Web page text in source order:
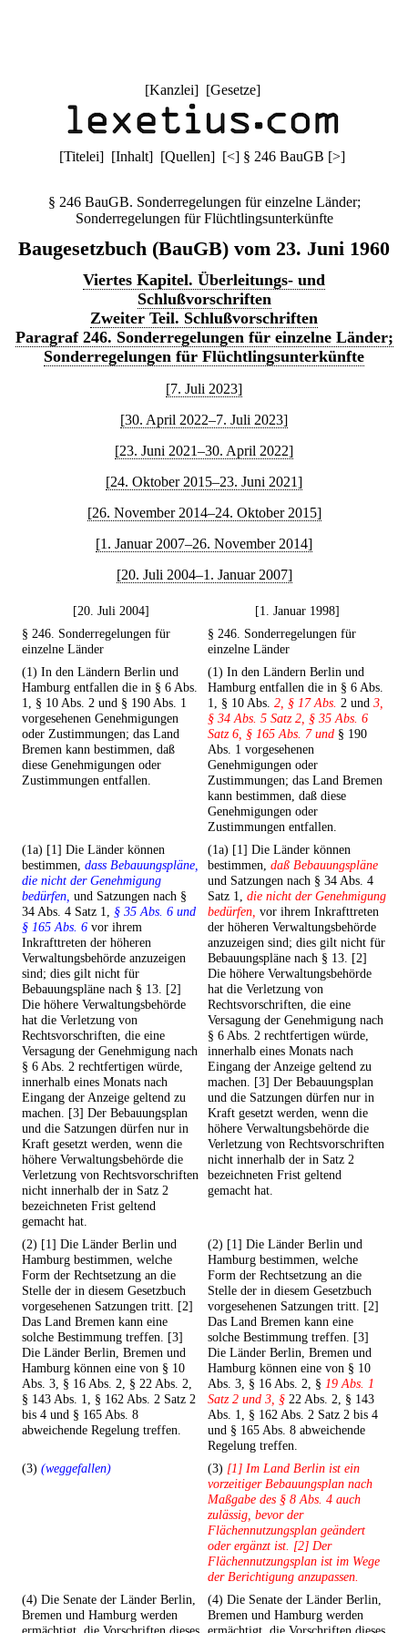
[Kanzlei] [Gesetze]
[Titelei] [Inhalt] [Quellen] [<] § 246 BauGB [>]
§ 246 BauGB. Sonderregelungen für einzelne Länder;
Sonderregelungen für Flüchtlingsunterkünfte
Baugesetzbuch (BauGB) vom 23. Juni 1960
Viertes Kapitel. Überleitungs- und
Schlußvorschriften
Zweiter Teil. Schlußvorschriften
Paragraf 246. Sonderregelungen für einzelne Länder;
Sonderregelungen für Flüchtlingsunterkünfte
[7. Juli 2023]
[30. April 2022–7. Juli 2023]
[23. Juni 2021–30. April 2022]
[24. Oktober 2015–23. Juni 2021]
[26. November 2014–24. Oktober 2015]
[1. Januar 2007–26. November 2014]
[20. Juli 2004–1. Januar 2007]
[20. Juli 2004]
[1. Januar 1998]
§ 246. Sonderregelungen für
einzelne Länder
§ 246. Sonderregelungen für
einzelne Länder
(1) In den Ländern Berlin und
Hamburg entfallen die in § 6 Abs.
1, § 10 Abs. 2 und § 190 Abs. 1
vorgesehenen Genehmigungen
oder Zustimmungen; das Land
Bremen kann bestimmen, daß
diese Genehmigungen oder
Zustimmungen entfallen.
(1) In den Ländern Berlin und
Hamburg entfallen die in § 6 Abs.
1, § 10 Abs. 2, § 17 Abs. 2 und 3,
§ 34 Abs. 5 Satz 2, § 35 Abs. 6
Satz 6, § 165 Abs. 7 und § 190
Abs. 1 vorgesehenen
Genehmigungen oder
Zustimmungen; das Land Bremen
kann bestimmen, daß diese
Genehmigungen oder
Zustimmungen entfallen.
(1a) [1] Die Länder können
bestimmen, dass Bebauungspläne,
die nicht der Genehmigung
bedürfen, und Satzungen nach §
34 Abs. 4 Satz 1, § 35 Abs. 6 und
§ 165 Abs. 6 vor ihrem
Inkrafttreten der höheren
Verwaltungsbehörde anzuzeigen
sind; dies gilt nicht für
Bebauungspläne nach § 13. [2]
Die höhere Verwaltungsbehörde
hat die Verletzung von
Rechtsvorschriften, die eine
Versagung der Genehmigung nach
§ 6 Abs. 2 rechtfertigen würde,
innerhalb eines Monats nach
Eingang der Anzeige geltend zu
machen. [3] Der Bebauungsplan
und die Satzungen dürfen nur in
Kraft gesetzt werden, wenn die
höhere Verwaltungsbehörde die
Verletzung von Rechtsvorschriften
nicht innerhalb der in Satz 2
bezeichneten Frist geltend
gemacht hat.
(1a) [1] Die Länder können
bestimmen, daß Bebauungspläne
und Satzungen nach § 34 Abs. 4
Satz 1, die nicht der Genehmigung
bedürfen, vor ihrem Inkrafttreten
der höheren Verwaltungsbehörde
anzuzeigen sind; dies gilt nicht für
Bebauungspläne nach § 13. [2]
Die höhere Verwaltungsbehörde
hat die Verletzung von
Rechtsvorschriften, die eine
Versagung der Genehmigung nach
§ 6 Abs. 2 rechtfertigen würde,
innerhalb eines Monats nach
Eingang der Anzeige geltend zu
machen. [3] Der Bebauungsplan
und die Satzungen dürfen nur in
Kraft gesetzt werden, wenn die
höhere Verwaltungsbehörde die
Verletzung von Rechtsvorschriften
nicht innerhalb der in Satz 2
bezeichneten Frist geltend
gemacht hat.
(2) [1] Die Länder Berlin und
Hamburg bestimmen, welche
Form der Rechtsetzung an die
Stelle der in diesem Gesetzbuch
vorgesehenen Satzungen tritt. [2]
Das Land Bremen kann eine
solche Bestimmung treffen. [3]
Die Länder Berlin, Bremen und
Hamburg können eine von § 10
Abs. 3, § 16 Abs. 2, § 22 Abs. 2,
§ 143 Abs. 1, § 162 Abs. 2 Satz 2
bis 4 und § 165 Abs. 8
abweichende Regelung treffen.
(2) [1] Die Länder Berlin und
Hamburg bestimmen, welche
Form der Rechtsetzung an die
Stelle der in diesem Gesetzbuch
vorgesehenen Satzungen tritt. [2]
Das Land Bremen kann eine
solche Bestimmung treffen. [3]
Die Länder Berlin, Bremen und
Hamburg können eine von § 10
Abs. 3, § 16 Abs. 2, § 19 Abs. 1
Satz 2 und 3, § 22 Abs. 2, § 143
Abs. 1, § 162 Abs. 2 Satz 2 bis 4
und § 165 Abs. 8 abweichende
Regelung treffen.
(3) (weggefallen) (3) [1] Im Land Berlin ist ein
vorzeitiger Bebauungsplan nach
Maßgabe des § 8 Abs. 4 auch
zulässig, bevor der
Flächennutzungsplan geändert
oder ergänzt ist. [2] Der
Flächennutzungsplan ist im Wege
der Berichtigung anzupassen.
(4) Die Senate der Länder Berlin,
Bremen und Hamburg werden
(4) Die Senate der Länder Berlin,
Bremen und Hamburg werden